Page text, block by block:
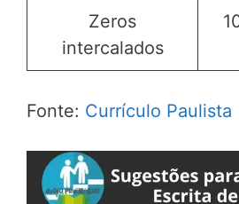
Zeros
intercalados
Fonte: Currículo Paulista